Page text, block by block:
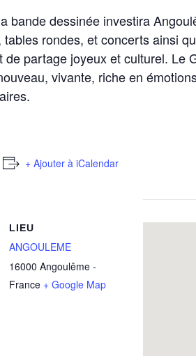
bande dessinée investira
rondes, et concerts ainsi
partage joyeux et culturel. Le
vivante, riche en
+ Ajouter à iCalendar
LIEU
ANGOULEME
16000 Angoulême -
France + Google Map